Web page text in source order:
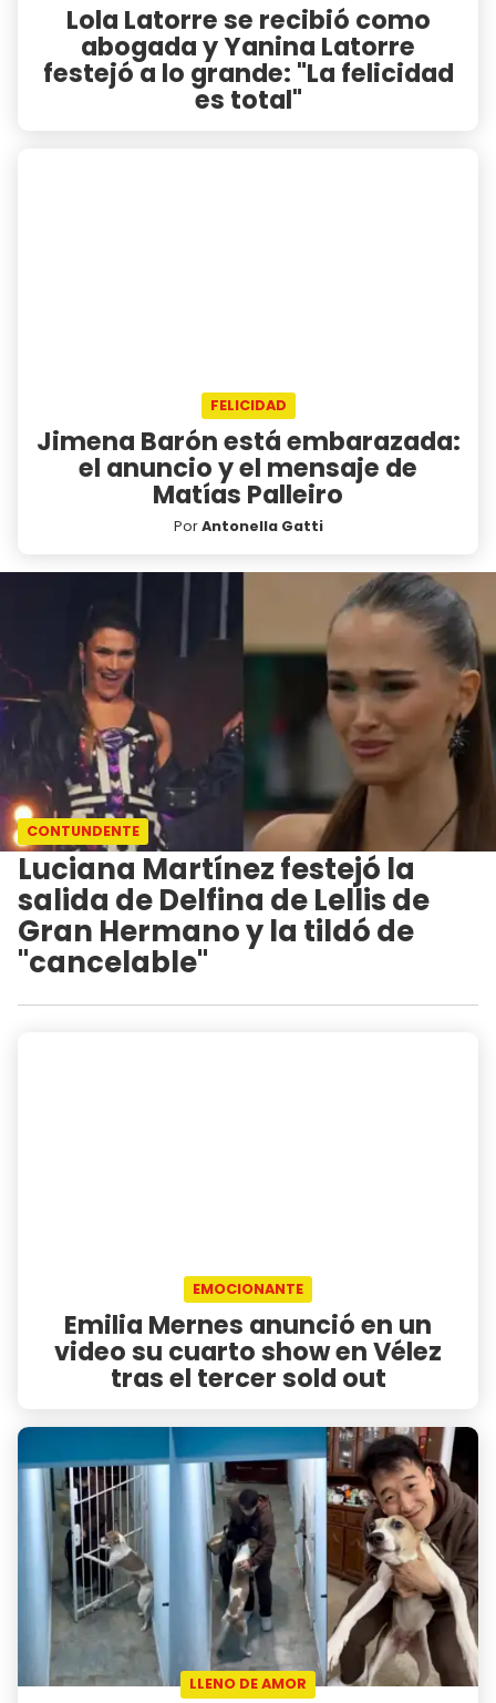
Lola Latorre se recibió como
abogada y Yanina Latorre
festejó a lo grande: "La felicidad
es total"
FELICIDAD
Jimena Barón está embarazada:
el anuncio y el mensaje de
Matías Palleiro
PorAntonella Gatti
CONTUNDENTE
Luciana Martínez festejó la
salida de Delfina de Lellis de
Gran Hermano y la tildó de
"cancelable"
EMOCIONANTE
Emilia Mernes anunció en un
video su cuarto show en Vélez
tras el tercer sold out
LLENO DE AMOR